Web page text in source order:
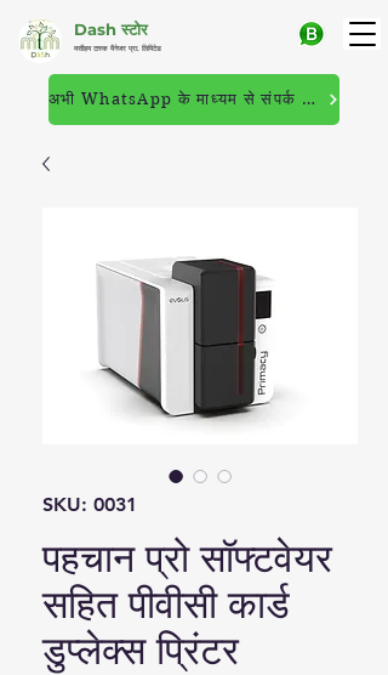
Dash स्टोर
मसीहम टास्क मैनेजर प्रा. लिमिटेड
अभी WhatsApp के माध्यम से संपर्क करें
SKU: 0031
पहचान प्रो सॉफ्टवेयर
सहित पीवीसी कार्ड
डुप्लेक्स प्रिंटर